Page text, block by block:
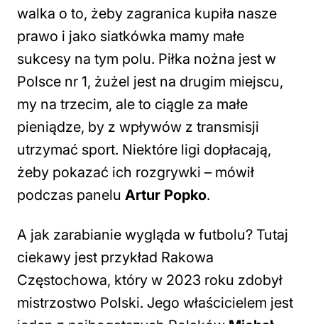
walka o to, żeby zagranica kupiła nasze
prawo i jako siatkówka mamy małe
sukcesy na tym polu. Piłka nożna jest w
Polsce nr 1, żużel jest na drugim miejscu,
my na trzecim, ale to ciągle za małe
pieniądze, by z wpływów z transmisji
utrzymać sport. Niektóre ligi dopłacają,
żeby pokazać ich rozgrywki – mówił
podczas panelu Artur Popko.
A jak zarabianie wygląda w futbolu? Tutaj
ciekawy jest przykład Rakowa
Częstochowa, który w 2023 roku zdobył
mistrzostwo Polski. Jego właścicielem jest